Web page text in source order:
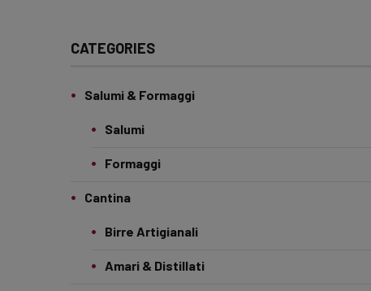
CATEGORIES
Salumi & Formaggi
Salumi
Formaggi
Cantina
Birre Artigianali
Amari & Distillati